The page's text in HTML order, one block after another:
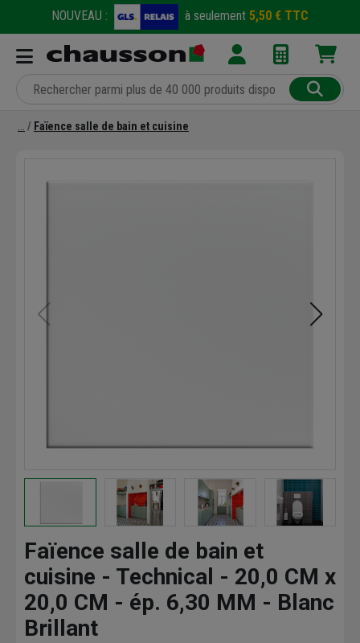
NOUVEAU : à seulement 5,50 € TTC
Faïence salle de bain et cuisine
Faïence salle de bain et
cuisine - Technical - 20,0 CM x
20,0 CM - ép. 6,30 MM - Blanc
Brillant